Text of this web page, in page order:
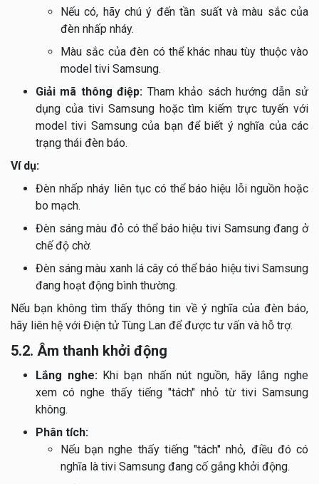
Nếu có, hãy chú ý đến tần suất và màu sắc của
đèn nhấp nháy.
Màu sắc của đèn có thể khác nhau tùy thuộc vào
model tivi Samsung.
Giải mã thông điệp: Tham khảo sách hướng dẫn sử
dụng của tivi Samsung hoặc tìm kiếm trực tuyến với
model tivi Samsung của bạn để biết ý nghĩa của các
trạng thái đèn báo.
Ví dụ:
Đèn nhấp nháy liên tục có thể báo hiệu lỗi nguồn hoặc
bo mạch.
Đèn sáng màu đỏ có thể báo hiệu tivi Samsung đang ở
chế độ chờ.
Đèn sáng màu xanh lá cây có thể báo hiệu tivi Samsung
đang hoạt động bình thường.
Nếu bạn không tìm thấy thông tin về ý nghĩa của đèn báo,
hãy liên hệ với Điện tử Tùng Lan để được tư vấn và hỗ trợ.
5.2. Âm thanh khởi động
Lắng nghe: Khi bạn nhấn nút nguồn, hãy lắng nghe
xem có nghe thấy tiếng "tách" nhỏ từ tivi Samsung
không.
Phân tích:
Nếu bạn nghe thấy tiếng "tách" nhỏ, điều đó có
nghĩa là tivi Samsung đang cố gắng khởi động.